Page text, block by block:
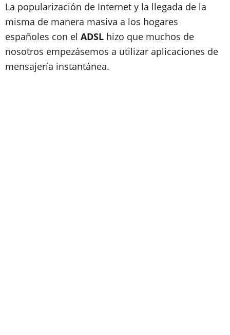
La popularización de Internet y la llegada de la
misma de manera masiva a los hogares
españoles con el ADSL hizo que muchos de
nosotros empezásemos a utilizar aplicaciones de
mensajería instantánea.